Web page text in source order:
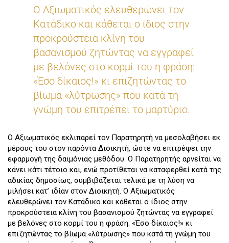
Ο Αξιωματικός ελευθερώνει τον
Κατάδικο και κάθεται ο ίδιος στην
προκρούστεια κλίνη του
βασανισμού ζητώντας να εγγραφεί
με βελόνες στο κορμί του η φράση:
«Έσο δίκαιος!» κι επιζητώντας το
βίωμα «λύτρωσης» που κατά τη
γνώμη του επιτρέπει το μαρτύριο.
Ο Αξιωματικός εκλιπαρεί τον Παρατηρητή να μεσολαβήσει εκ
μέρους του στον παρόντα Διοικητή, ώστε να επιτρέψει την
εφαρμογή της δαιμόνιας μεθόδου. Ο Παρατηρητής αρνείται να
κάνει κάτι τέτοιο και, ενώ προτίθεται να καταφερθεί κατά της
αδικίας δημοσίως, συμβιβάζεται τελικά με τη λύση να
μιλήσει κατ’ ιδίαν στον Διοικητή. Ο Αξιωματικός
ελευθερώνει τον Κατάδικο και κάθεται ο ίδιος στην
προκρούστεια κλίνη του βασανισμού ζητώντας να εγγραφεί
με βελόνες στο κορμί του η φράση: «Έσο δίκαιος!» κι
επιζητώντας το βίωμα «λύτρωσης» που κατά τη γνώμη του